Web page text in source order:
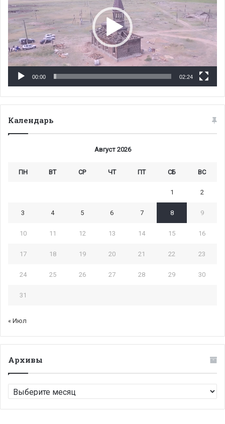
00:00 02:24
Календарь
Август 2026
ПН ВТ СР ЧТ ПТ СБ ВС
1 2
3 4 5 6 7 8 9
10 11 12 13 14 15 16
17 18 19 20 21 22 23
24 25 26 27 28 29 30
31
« Июл
Архивы
Архивы